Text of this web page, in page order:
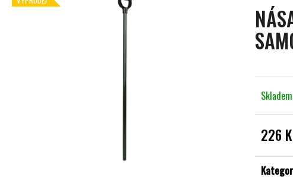
Skladem
226
cena:
DOPORUČUJEME